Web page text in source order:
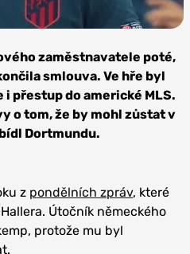
zaměstnavatele poté,
smlouva. Ve hře byl
přestup do americké MLS.
o tom, že by mohl zůstat v
Dortmundu.
z pondělních zpráv, které
Útočník německého
protože mu byl